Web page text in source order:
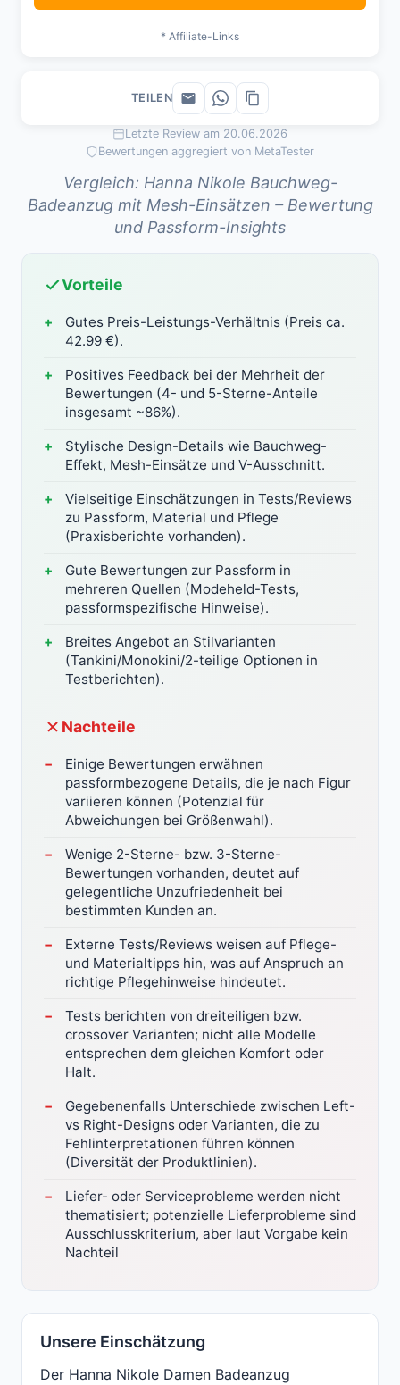
Letzte Review am 20.06.2026
Bewertungen aggregiert von MetaTester
Vergleich: Hanna Nikole Bauchweg-
Badeanzug mit Mesh-Einsätzen – Bewertung
und Passform-Insights
Vorteile
Gutes Preis-Leistungs-Verhältnis (Preis ca.
42.99 €).
Positives Feedback bei der Mehrheit der
Bewertungen (4- und 5-Sterne-Anteile
insgesamt ~86%).
Stylische Design-Details wie Bauchweg-
Effekt, Mesh-Einsätze und V-Ausschnitt.
Vielseitige Einschätzungen in Tests/Reviews
zu Passform, Material und Pflege
(Praxisberichte vorhanden).
Gute Bewertungen zur Passform in
mehreren Quellen (Modeheld-Tests,
passformspezifische Hinweise).
Breites Angebot an Stilvarianten
(Tankini/Monokini/2-teilige Optionen in
Testberichten).
Nachteile
Einige Bewertungen erwähnen
passformbezogene Details, die je nach Figur
variieren können (Potenzial für
Abweichungen bei Größenwahl).
Wenige 2-Sterne- bzw. 3-Sterne-
Bewertungen vorhanden, deutet auf
gelegentliche Unzufriedenheit bei
bestimmten Kunden an.
Externe Tests/Reviews weisen auf Pflege-
und Materialtipps hin, was auf Anspruch an
richtige Pflegehinweise hindeutet.
Tests berichten von dreiteiligen bzw.
crossover Varianten; nicht alle Modelle
entsprechen dem gleichen Komfort oder
Halt.
Gegebenenfalls Unterschiede zwischen Left-
vs Right-Designs oder Varianten, die zu
Fehlinterpretationen führen können
(Diversität der Produktlinien).
Liefer- oder Serviceprobleme werden nicht
thematisiert; potenzielle Lieferprobleme sind
Ausschlusskriterium, aber laut Vorgabe kein
Nachteil
Unsere Einschätzung
Der Hanna Nikole Damen Badeanzug
* Affiliate-Links
TEILEN